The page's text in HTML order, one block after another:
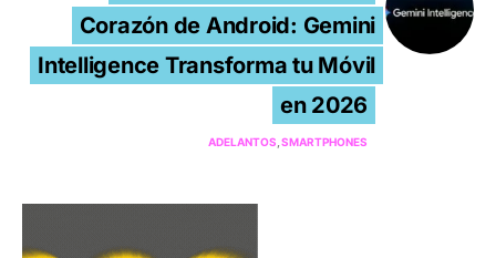
Corazón de Android: Gemini
Intelligence Transforma tu Móvil
en 2026
ADELANTOS SMARTPHONES